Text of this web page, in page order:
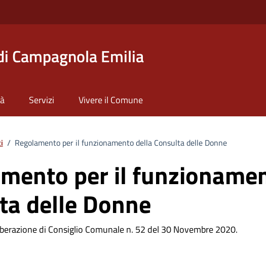
Campagnola Emilia
Servizi Vivere il Comune
/ Regolamento per il funzionamento della Consulta delle Donne
per il
delle Donne
di Consiglio Comunale n. 52 del 30 Novembre 2020.